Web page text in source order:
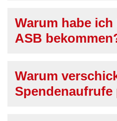
Warum habe
ASB
Warum
Spendenaufrufe